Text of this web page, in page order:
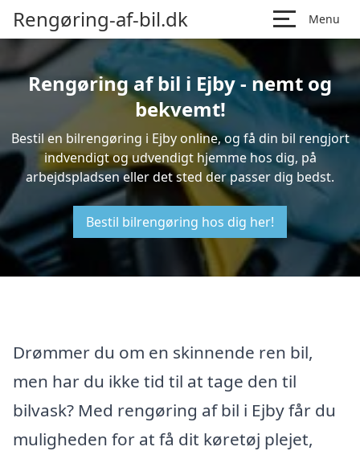
Rengøring-af-bil.dk Menu
Rengøring af bil i Ejby - nemt og
bekvemt!
Bestil en bilrengøring i Ejby online, og få din bil rengjort
indvendigt og udvendigt hjemme hos dig, på
arbejdspladsen eller det sted der passer dig bedst.
Bestil bilrengøring hos dig her!
Drømmer du om en skinnende ren bil,
men har du ikke tid til at tage den til
bilvask? Med rengøring af bil i Ejby får du
muligheden for at få dit køretøj plejet,